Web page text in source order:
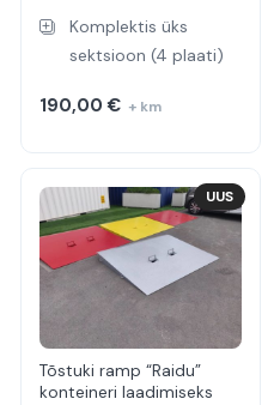
Komplektis üks
sektsioon (4 plaati)
190,00€ + km
Tõstuki ramp “Raidu”
konteineri laadimiseks
UUS